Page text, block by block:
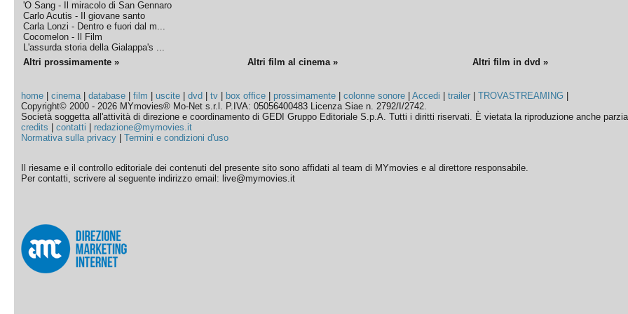
'O Sang - Il miracolo di San Gennaro
Carlo Acutis - Il giovane santo
Carla Lonzi - Dentro e fuori dal m...
Cocomelon - Il Film
L'assurda storia della Gialappa's ...
Altri prossimamente » Altri film al cinema » Altri film in dvd »
home |cinema|database |film |uscite |dvd |tv box office prossimamente |colonne sonore |Accedi |trailer |TROVASTREAMING
Copyright© 2000 - 2026 MYmovies® Mo-Net s.r.l. P.IVA: 05056400483 Licenza Siae n. 2792/I/2742.
Società soggetta all'attività di direzione e coordinamento di GEDI Gruppo Editoriale S.p.A. Tutti i diritti riservati. È vietata la riproduzione anche
credits |contatti
redazione@mymovies.it
Normativa sulla privacy |Termini e condizioni d'uso
Il riesame e il controllo editoriale dei contenuti del presente sito sono affidati al team di MYmovies e al direttore responsabile.
Per contatti, scrivere al seguente indirizzo email: live@mymovies.it